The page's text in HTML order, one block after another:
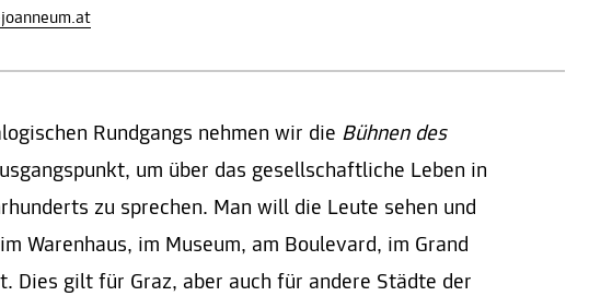
Rundgangs nehmen wir die Bühnen des
um über das gesellschaftliche Leben in
zu sprechen. Man will die Leute sehen und
Warenhaus, im Museum, am Boulevard, im Grand
Dies gilt für Graz, aber auch für andere Städte der